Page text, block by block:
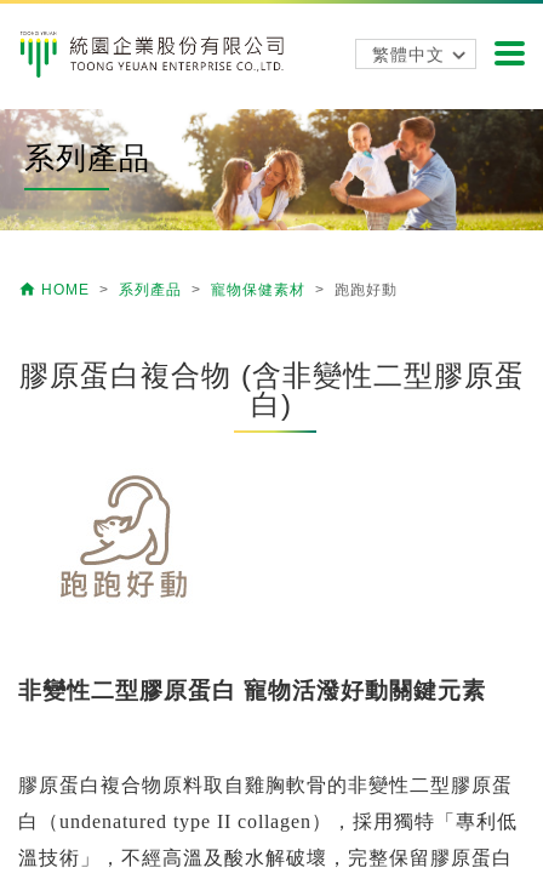
系列產品
 HOME > 系列產品 > 寵物保健素材 > 跑跑好動
膠原蛋白複合物 (含非變性二型膠原蛋
白)
非變性二型膠原蛋白 寵物活潑好動關鍵元素
膠原蛋白複合物原料取自雞胸軟骨的非變性二型膠原蛋
白（undenatured type II collagen）， 採用獨特「專利低
溫技術」，不經高溫及酸水解破壞，完整保留膠原蛋白